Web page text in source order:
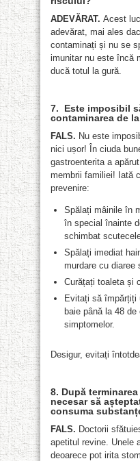
ADEVĂRAT. Acest
adevărat, mai ales
contaminați și nu se
imunitar nu este încă
ducă totul la gură.
7. Este imposibil
contaminarea de
FALS. Nu este
nici ușor! În ciuda
gastroenterita a
membrii familiei! Iată
prevenire:
Spălați mâinile în
în special înainte
schimbat
Spălați imediat
murdare cu diaree
Curățați toaleta și
Evitați să împărțiți
baie până la 48
simptomelor.
Desigur, evitați
8. După
necesar să
consuma
FALS. Doctorii
apetitul revine. Unele
deoarece pot irita